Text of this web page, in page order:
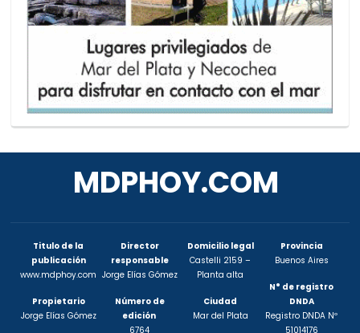
MDPHOY.COM
Titulo de la
publicación
www.mdphoy.com
Propietario
Jorge Elías Gómez
Director
responsable
Jorge Elías Gómez
Número de
edición
6764
Domicilio legal
Castelli 2159 –
Planta alta
Ciudad
Mar del Plata
Provincia
Buenos Aires
N° de registro
DNDA
Registro DNDA Nº
51014176